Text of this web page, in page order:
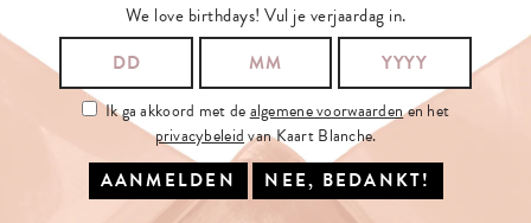
We love birthdays! Vul je verjaardag in.
Ik ga akkoord met dealgemene voorwaardenen het
privacybeleidvan Kaart Blanche.